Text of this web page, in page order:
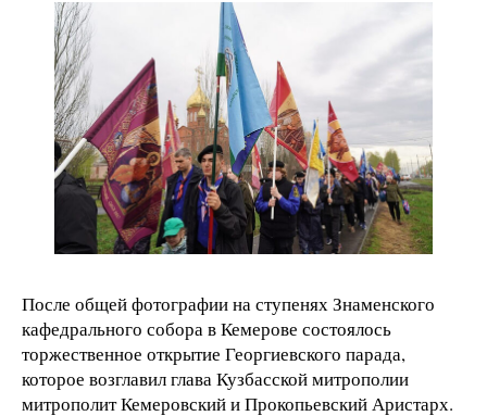
После общей фотографии на ступенях Знаменского
кафедрального собора в Кемерове состоялось
торжественное открытие Георгиевского парада,
которое возглавил глава Кузбасской митрополии
митрополит Кемеровский и Прокопьевский Аристарх.